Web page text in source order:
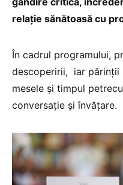
relație sănătoasă cu
În cadrul programului,
descoperirii, iar părinții
mesele și timpul
conversație și învățare.